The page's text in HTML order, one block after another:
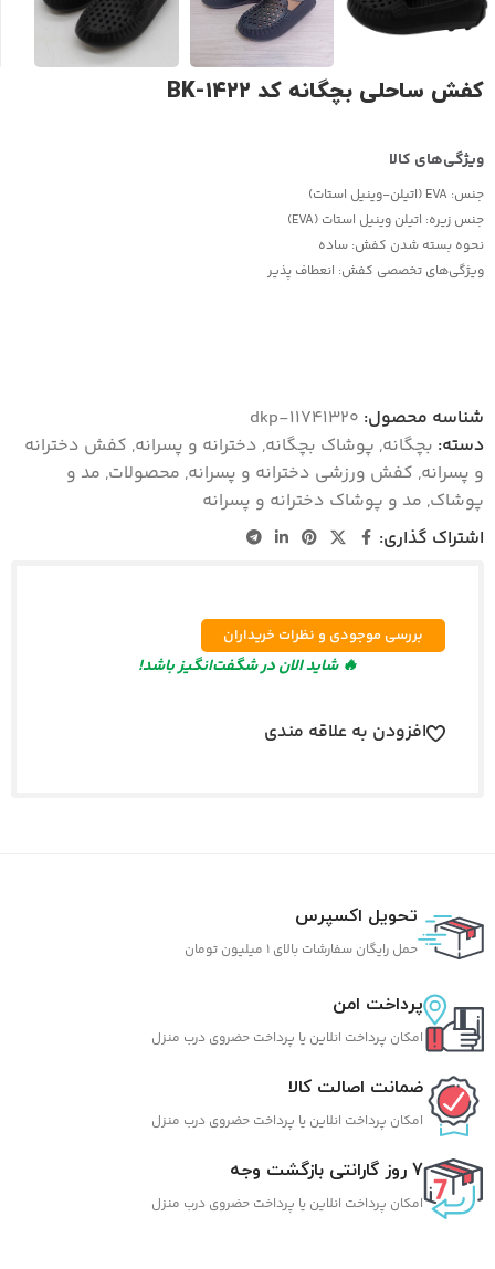
کفش ساحلی بچگانه کد ۱۴۲۲-BK
جنس: EVA (اتیلن-وینیل استات)
جنس زیره: اتیلن وینیل استات (EVA)
نحوه بسته شدن کفش: ساده
ویژگی‌های تخصصی کفش: انعطاف پذیر
شناسه محصول: dkp-11741320
دسته: بچگانه, پوشاک بچگانه, دخترانه و پسرانه, کفش دخترانه
و پسرانه, کفش ورزشی دخترانه و پسرانه, محصولات, مد و
پوشاک, مد و پوشاک دخترانه و پسرانه
اشتراک گذاری:
بررسی موجودی و نظرات خریداران
🔥 شاید الان در شگفت‌انگیز باشد!
افزودن به علاقه مندی
تحویل اکسپرس
حمل رایگان سفارشات بالای 1 میلیون تومان
پرداخت امن
امکان پرداخت انلاین یا پرداخت حضروی درب منزل
ضمانت اصالت کالا
امکان پرداخت انلاین یا پرداخت حضروی درب منزل
7 روز گارانتی بازگشت وجه
امکان پرداخت انلاین یا پرداخت حضروی درب منزل